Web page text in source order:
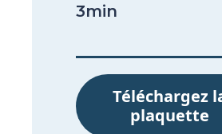
3min
Téléchargez
plaquette​